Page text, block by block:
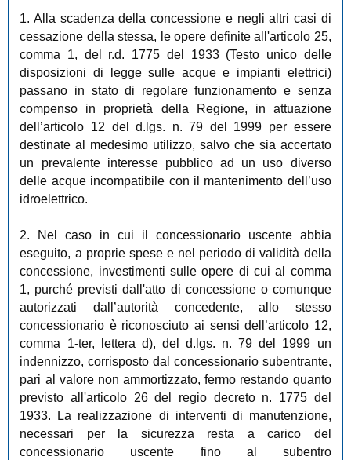
1. Alla scadenza della concessione e negli altri casi di
cessazione della stessa, le opere definite all'articolo 25,
comma 1, del r.d. 1775 del 1933 (Testo unico delle
disposizioni di legge sulle acque e impianti elettrici)
passano in stato di regolare funzionamento e senza
compenso in proprietà della Regione, in attuazione
dell’articolo 12 del d.lgs. n. 79 del 1999 per essere
destinate al medesimo utilizzo, salvo che sia accertato
un prevalente interesse pubblico ad un uso diverso
delle acque incompatibile con il mantenimento dell’uso
idroelettrico.
2. Nel caso in cui il concessionario uscente abbia
eseguito, a proprie spese e nel periodo di validità della
concessione, investimenti sulle opere di cui al comma
1, purché previsti dall'atto di concessione o comunque
autorizzati dall’autorità concedente, allo stesso
concessionario è riconosciuto ai sensi dell’articolo 12,
comma 1-ter, lettera d), del d.lgs. n. 79 del 1999 un
indennizzo, corrisposto dal concessionario subentrante,
pari al valore non ammortizzato, fermo restando quanto
previsto all'articolo 26 del regio decreto n. 1775 del
1933. La realizzazione di interventi di manutenzione,
necessari per la sicurezza resta a carico del
concessionario uscente fino al subentro